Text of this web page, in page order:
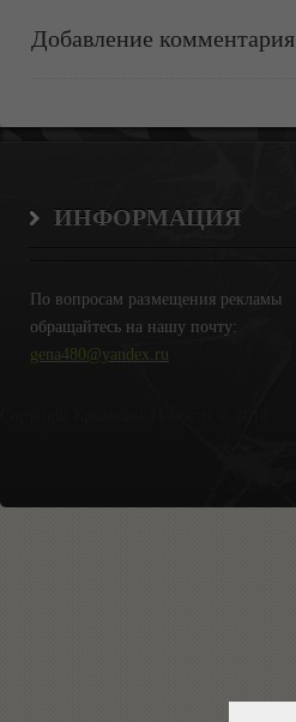
Добавление комментария
ИНФОРМАЦИЯ
По вопросам размещения рекламы
обращайтесь на нашу почту:
gena480@yandex.ru